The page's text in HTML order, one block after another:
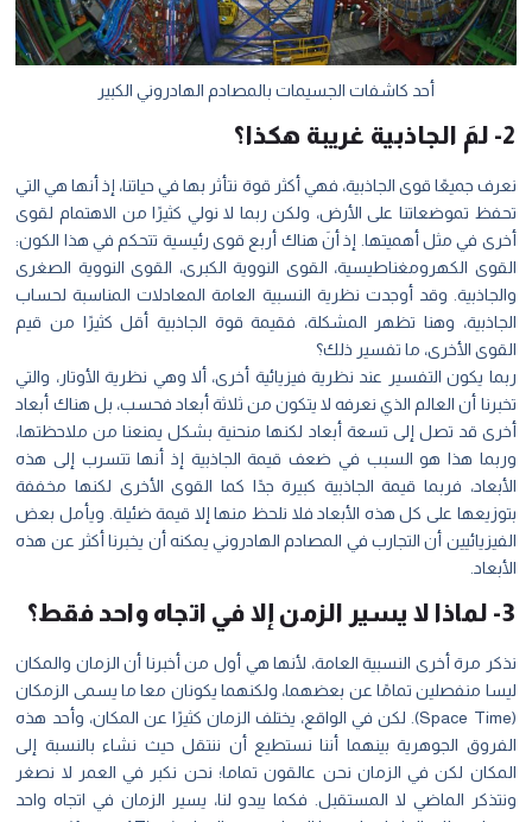
أحد كاشفات الجسيمات بالمصادم الهادروني الكبير
2- لمَ الجاذبية غريبة هكذا؟
نعرف جميعًا قوى الجاذبية، فهي أكثر قوة نتأثر بها في حياتنا، إذ أنها هي التي
تحفظ تموضعاتنا على الأرض، ولكن ربما لا نولي كثيرًا من الاهتمام لقوى
أخرى في مثل أهميتها. إذ أنَ هناك أربع قوى رئيسية تتحكم في هذا الكون:
القوى الكهرومغناطيسية، القوى النووية الكبرى، القوى النووية الصغرى
والجاذبية. وقد أوجدت نظرية النسبية العامة المعادلات المناسبة لحساب
الجاذبية، وهنا تظهر المشكلة، فقيمة قوة الجاذبية أقل كثيرًا من قيم
القوى الأخرى، ما تفسير ذلك؟
ربما يكون التفسير عند نظرية فيزيائية أخرى، ألا وهي نظرية الأوتار، والتي
تخبرنا أن العالم الذي نعرفه لا يتكون من ثلاثة أبعاد فحسب، بل هناك أبعاد
أخرى قد تصل إلى تسعة أبعاد لكنها منحنية بشكل يمنعنا من ملاحظتها،
وربما هذا هو السبب في ضعف قيمة الجاذبية إذ أنها تتسرب إلى هذه
الأبعاد، فربما قيمة الجاذبية كبيرة جدًا كما القوى الأخرى لكنها مخففة
بتوزيعها على كل هذه الأبعاد فلا نلحظ منها إلا قيمة ضئيلة. ويأمل بعض
الفيزيائيين أن التجارب في المصادم الهادروني يمكنه أن يخبرنا أكثر عن هذه
الأبعاد.
3- لماذا لا يسير الزمن إلا في اتجاه واحد فقط؟
نذكر مرة أخرى النسبية العامة، لأنها هي أول من أخبرنا أن الزمان والمكان
ليسا منفصلين تمامًا عن بعضهما، ولكنهما يكونان معا ما يسمى الزمكان
(Space Time). لكن في الواقع، يختلف الزمان كثيرًا عن المكان، وأحد هذه
الفروق الجوهرية بينهما أننا نستطيع أن ننتقل حيث نشاء بالنسبة إلى
المكان لكن في الزمان نحن عالقون تماما؛ نحن نكبر في العمر لا نصغر
ونتذكر الماضي لا المستقبل. فكما يبدو لنا، يسير الزمان في اتجاه واحد